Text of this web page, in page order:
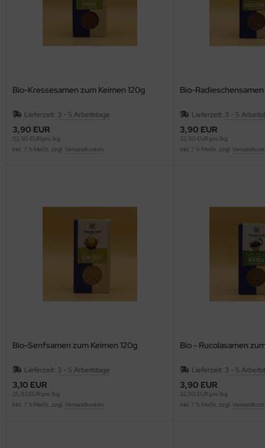
Bio-Kressesamen zum Keimen 120g
Lieferzeit: 3 - 5 Arbeitstage
3,90 EUR
32,50 EUR pro 1kg
inkl. 7 % MwSt. zzgl. Versandkosten
Bio-
Lieferzeit: 3 - 5
3,90 EUR
32,50 EUR pro 1kg
inkl. 7 % MwSt. zzgl.
Bio-Senfsamen zum Keimen 120g
Lieferzeit: 3 - 5 Arbeitstage
3,10 EUR
25,83 EUR pro 1kg
inkl. 7 % MwSt. zzgl. Versandkosten
Bio - Rucolasamen
Lieferzeit: 3 - 5
3,90 EUR
32,50 EUR pro 1kg
inkl. 7 % MwSt. zzgl.